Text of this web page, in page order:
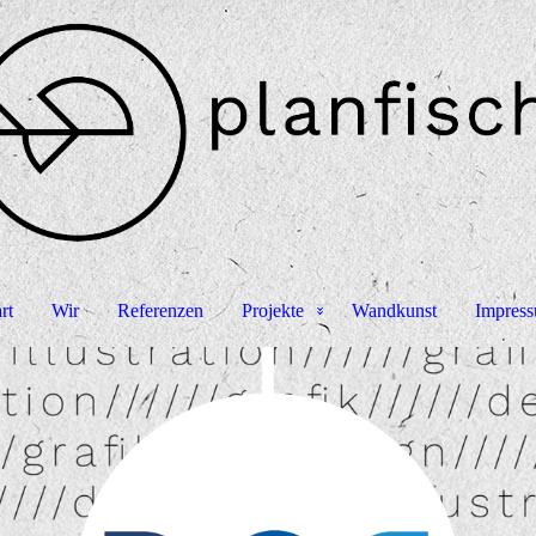
Wir Referenzen Projekte Wandkunst